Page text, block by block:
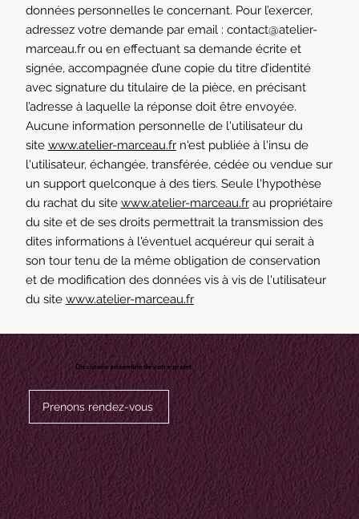
données personnelles le concernant. Pour l’exercer,
adressez votre demande par email : contact@atelier-
marceau.frou en effectuant sa demande écrite et
signée, accompagnée d’une copie du titre d’identité
avec signature du titulaire de la pièce, en précisant
l’adresse à laquelle la réponse doit être envoyée.
Aucune information personnelle de l'utilisateur du
site www.atelier-marceau.frn'est publiée à l'insu de
l'utilisateur, échangée, transférée, cédée ou vendue sur
un support quelconque à des tiers. Seule l'hypothèse
du rachat du site www.atelier-marceau.frau propriétaire
du site et de ses droits permettrait la transmission des
dites informations à l'éventuel acquéreur qui serait à
son tour tenu de la même obligation de conservation
et de modification des données vis à vis de l'utilisateur
du site www.atelier-marceau.fr
Discutons ensemble de votre projet
Prenons rendez-vous